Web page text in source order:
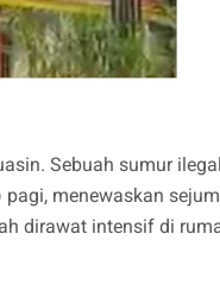
Sebuah sumur
menewaskan
dirawat intensif di